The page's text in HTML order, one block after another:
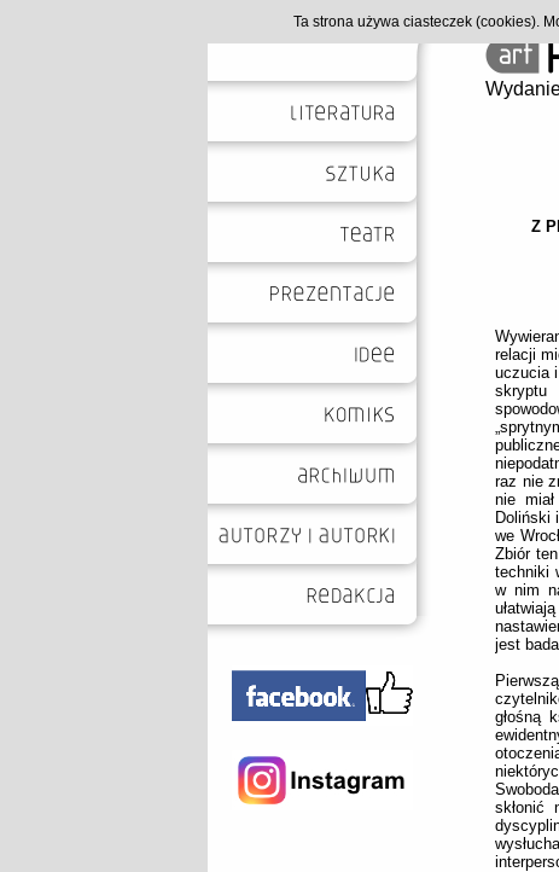
Z
relacji
uczucia
raz nie
nie
Doliński
we
Zbiór
techniki
w nim
jest
głośną
skłonić
Ta strona używa ciasteczek (cookies).